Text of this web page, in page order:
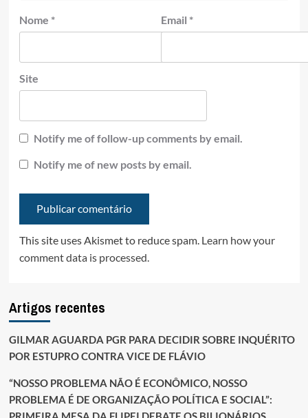
Nome * Email *
Site
Notify me of follow-up comments by email.
Notify me of new posts by email.
This site uses Akismet to reduce spam. Learn how your
comment data is processed.
Artigos recentes
GILMAR AGUARDA PGR PARA DECIDIR SOBRE INQUÉRITO
POR ESTUPRO CONTRA VICE DE FLÁVIO
“NOSSO PROBLEMA NÃO É ECONÔMICO, NOSSO
PROBLEMA É DE ORGANIZAÇÃO POLÍTICA E SOCIAL”: